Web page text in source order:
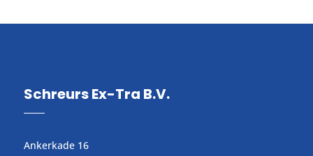
Schreurs Ex-Tra B.V.
Ankerkade 16